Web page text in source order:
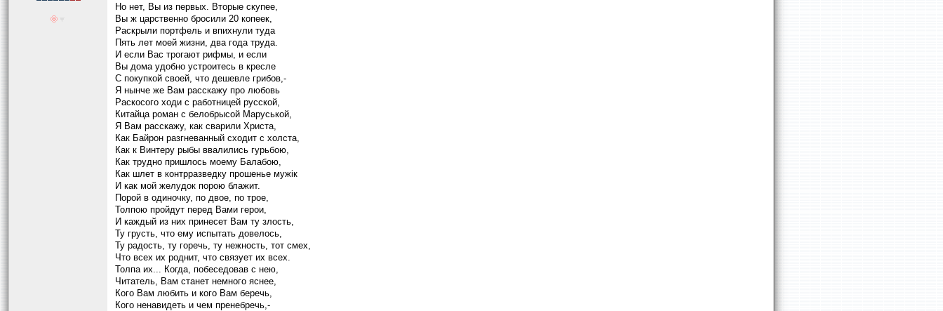
Но нет, Вы из первых. Вторые скупее,
Вы ж царственно бросили 20 копеек,
Раскрыли портфель и впихнули туда
Пять лет моей жизни, два года труда.
И если Вас трогают рифмы, и если
Вы дома удобно устроитесь в кресле
С покупкой своей, что дешевле грибов,-
Я нынче же Вам расскажу про любовь
Раскосого ходи с работницей русской,
Китайца роман с белобрысой Маруськой,
Я Вам расскажу, как сварили Христа,
Как Байрон разгневанный сходит с холста,
Как к Винтеру рыбы ввалились гурьбою,
Как трудно пришлось моему Балабою,
Как шлет в контрразведку прошенье мужiк
И как мой желудок порою блажит.
Порой в одиночку, по двое, по трое,
Толпою пройдут перед Вами герои,
И каждый из них принесет Вам ту злость,
Ту грусть, что ему испытать довелось,
Ту радость, ту горечь, ту нежность, тот смех,
Что всех их роднит, что связует их всех.
Толпа их... Когда, побеседовав с нею,
Читатель, Вам станет немного яснее,
Кого Вам любить и кого Вам беречь,
Кого ненавидеть и чем пренебречь,-